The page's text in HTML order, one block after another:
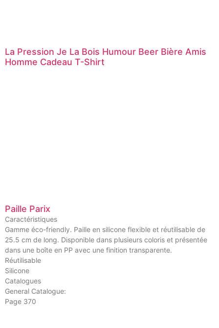
La Pression Je La Bois Humour Beer Bière Amis
Homme Cadeau T-Shirt
Paille Parix
Caractéristiques
Gamme éco-friendly. Paille en silicone flexible et réutilisable de
25.5 cm de long. Disponible dans plusieurs coloris et présentée
dans une boîte en PP avec une finition transparente.
Réutilisable
Silicone
Catalogues
General Catalogue:
Page 370